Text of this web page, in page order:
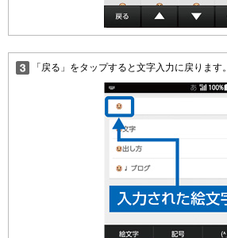
「戻る」をタップすると文字入力に戻ります。